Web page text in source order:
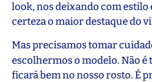
look, nos deixando com estilo
certeza o maior destaque do
Mas precisamos tomar
escolhermos o modelo. Não é
ficará bem no nosso rosto. É